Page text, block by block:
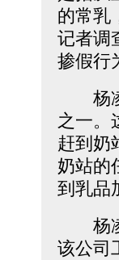
的常乳
记者调
掺假行
杨凌
之一。
赶到奶
奶站的
到乳品
杨凌
该公司